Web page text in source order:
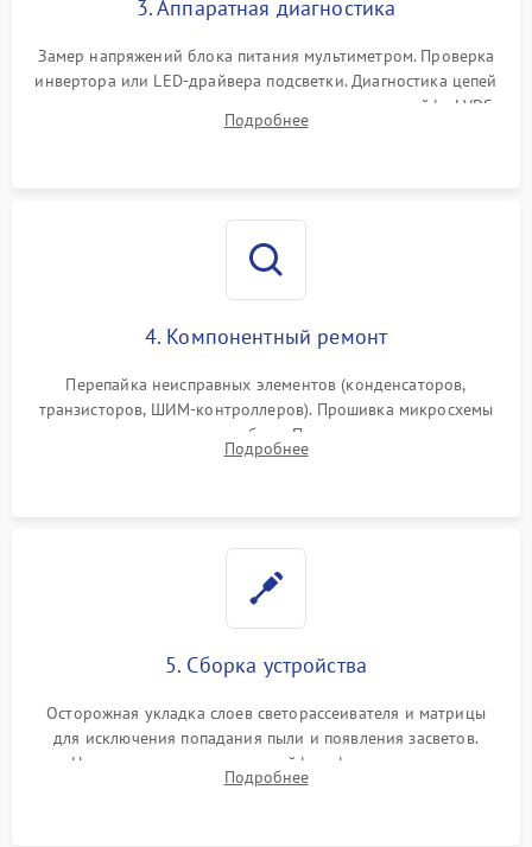
Поломка системы защиты
3. Аппаратная диагностика
Замер напряжений блока питания мультиметром. Проверка
инвертора или LED-драйвера подсветки. Диагностика цепей
питания скалера и тестирование сигналов на шлейфе LVDS
Подробнее
4. Компонентный ремонт
Перепайка неисправных элементов (конденсаторов,
транзисторов, ШИМ-контроллеров). Прошивка микросхемы
памяти при программных сбоях. При поломке подсветки —
разборка матрицы и замена выгоревших светодиодов.
Подробнее
5. Сборка устройства
Осторожная укладка слоев светорассеивателя и матрицы
для исключения попадания пыли и появления засветов.
Надежное подключение шлейфов, фиксация плат и
аккуратное защелкивание пластикового корпуса монитора.
Подробнее